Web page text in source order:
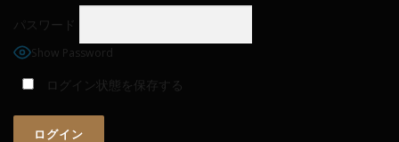
パスワード
Show Password
ログイン状態を保存する